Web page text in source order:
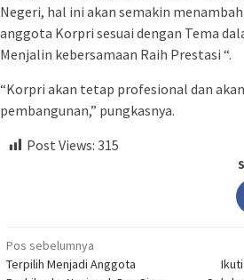
Negeri, hal ini akan semakin
anggota Korpri sesuai dengan Tema
Menjalin kebersamaan Raih Prestasi “.
“Korpri akan tetap profesional dan
pembangunan,” pungkasnya.
Post Views: 315
Navigasi
pos
Pos sebelumnya
Terpilih Menjadi Anggota